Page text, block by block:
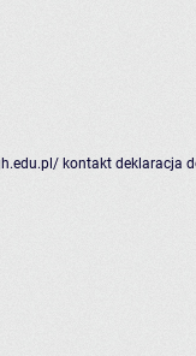
kontakt deklaracja